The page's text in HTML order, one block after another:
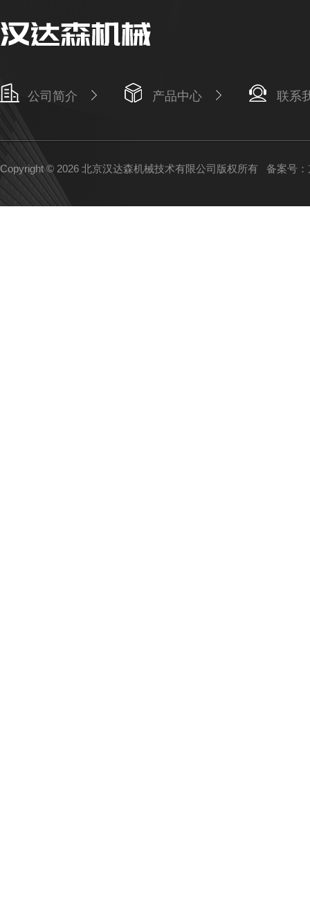
公司简介 产品中心 联系
Copyright © 2026 北京汉达森机械技术有限公司版权所有 备案号：